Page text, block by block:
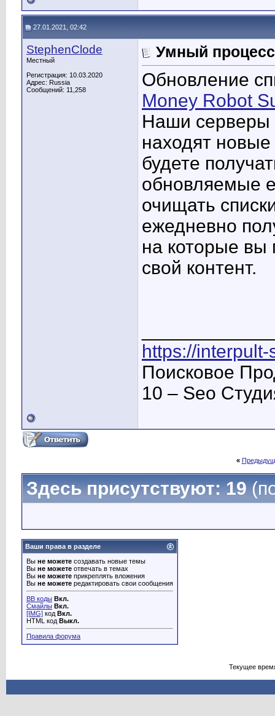
27.01.2021, 02:42
StephenClode
Местный
Регистрация: 10.03.2020
Адрес: Russia
Сообщений: 11,258
Умный
Обновление
Money Robot
Наши серверы
находят
будете
обновляемые
очищать
ежедневно
на которые вы
свой контент.
https://
Поисковое
10 – Seo
«
Здесь присутствуют: 19
Ваши права в разделе
Вы не можете создавать новые темы
Вы не можете отвечать в темах
Вы не можете прикреплять вложения
Вы не можете редактировать свои сообщения
BB коды Вкл.
Смайлы Вкл.
[IMG] код Вкл.
HTML код Выкл.
Правила форума
Текущее